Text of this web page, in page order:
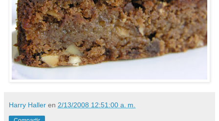
Harry Haller en 2/13/2008 12:51:00 a. m.